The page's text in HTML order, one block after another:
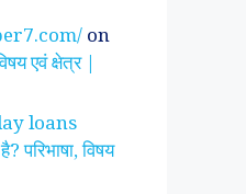
विलियम्स ~
मूल की अन्तरिक्ष
on
एवं क्षेत्र |
loans
परिभाषा, विषय